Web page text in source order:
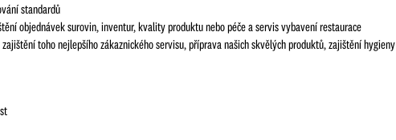
standardů
objednávek surovin, inventur, kvality produktu nebo péče a servis vybavení restaurace
toho nejlepšího zákaznického servisu, příprava našich skvělých produktů, zajištění hygieny